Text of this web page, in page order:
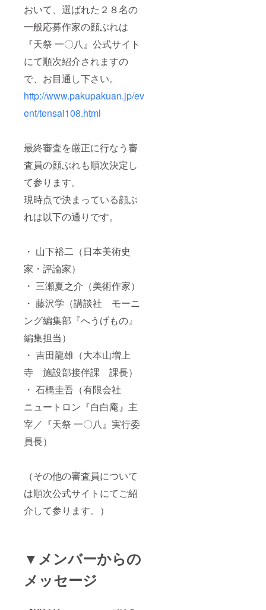
おいて、選ばれた２８名の
一般応募作家の顔ぶれは
『天祭 一〇八』公式サイト
にて順次紹介されますの
で、お目通し下さい。
http://www.pakupakuan.jp/ev
ent/tensai108.html
最終審査を厳正に行なう審
査員の顔ぶれも順次決定し
て参ります。
現時点で決まっている顔ぶ
れは以下の通りです。
・ 山下裕二（日本美術史
家・評論家）
・ 三瀬夏之介（美術作家）
・ 藤沢学（講談社 モーニ
ング編集部『へうげもの』
編集担当）
・ 吉田龍雄（大本山増上
寺 施設部接伴課 課長）
・ 石橋圭吾（有限会社
ニュートロン『白白庵』主
宰／『天祭 一〇八』実行委
員長）
（その他の審査員について
は順次公式サイトにてご紹
介して参ります。）
▼メンバーからの
メッセージ